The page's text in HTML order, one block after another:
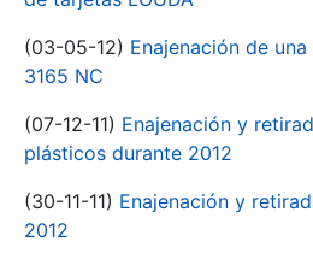
(03-05-12) Enajenación de
3165 NC
(07-12-11) Enajenación y
plásticos durante 2012
(30-11-11) Enajenación y
2012